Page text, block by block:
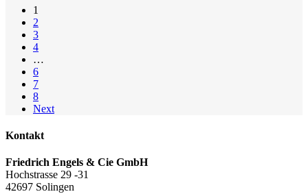
1
2
3
4
…
6
7
8
Next
Kontakt
Friedrich Engels & Cie GmbH
Hochstrasse 29 -31
42697 Solingen